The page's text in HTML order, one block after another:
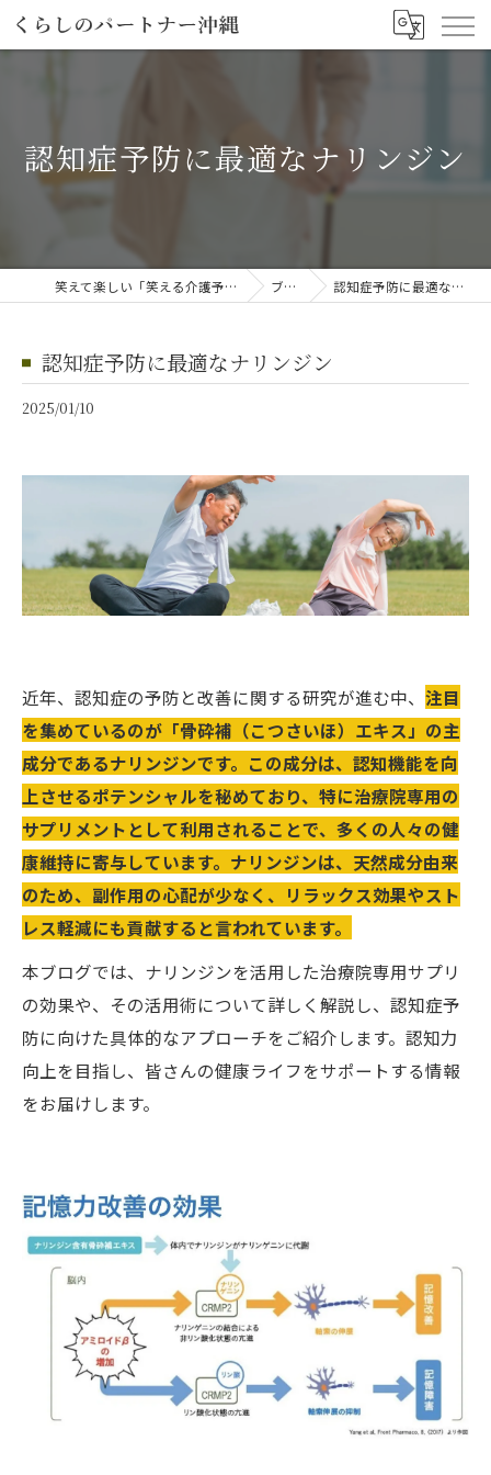
認知症予防に最適なナリンジン
笑えて楽しい「笑える介護予防体操教室」 ブログ 認知症予防に最適なナリンジン
認知症予防に最適なナリンジン
2025/01/10
近年、認知症の予防と改善に関する研究が進む中、 注目
を集めているのが「骨砕補（こつさいほ）エキス」の主
成分であるナリンジンです。この成分は、認知機能を向
上させるポテンシャルを秘めており、特に治療院専用の
サプリメントとして利用されることで、多くの人々の健
康維持に寄与しています。ナリンジンは、天然成分由来
のため、副作用の心配が少なく、リラックス効果やスト
レス軽減にも貢献すると言われています。
本ブログでは、ナリンジンを活用した治療院専用サプリ
の効果や、その活用術について詳しく解説し、認知症予
防に向けた具体的なアプローチをご紹介します。認知力
向上を目指し、皆さんの健康ライフをサポートする情報
をお届けします。